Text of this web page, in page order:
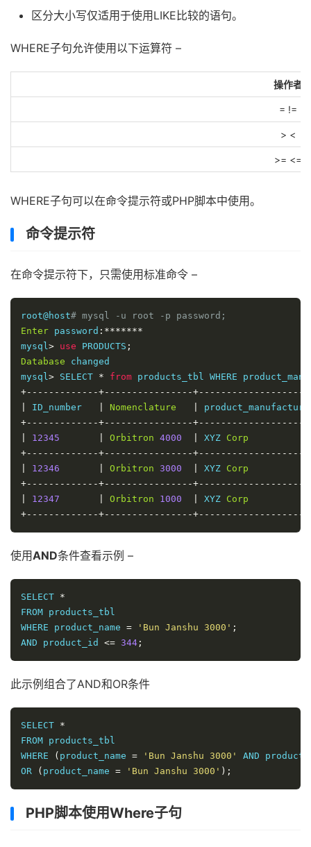
区分大小写仅适用于使用LIKE比较的语句。
WHERE子句允许使用以下运算符 –
操作者
= !=
> <
>= <=
WHERE子句可以在命令提示符或PHP脚本中使用。
命令提示符
在命令提示符下，只需使用标准命令 –
root@host# mysql -u root -p password;
Enter password :*******
mysql> use PRODUCTS ;
Database changed
mysql> SELECT * from products_tbl WHERE
+-------------+----------------
ID_number Nomenclature
+-------------+----------------
12345 Orbitron 4000 XYZ Corp
+-------------+----------------
12346 Orbitron 3000 XYZ Corp
+-------------+----------------
12347 Orbitron 1000 XYZ Corp
+-------------+----------------
使用AND条件查看示例 –
SELECT *
FROM products_tbl
WHERE product_name = 'Bun Janshu 3000' ;
AND product_id <= 344 ;
此示例组合了AND和OR条件
SELECT *
FROM products_tbl
WHERE
( product_name = 'Bun Janshu 3000'
AND
OR
( product_name = 'Bun Janshu 3000' );
PHP脚本使用Where子句